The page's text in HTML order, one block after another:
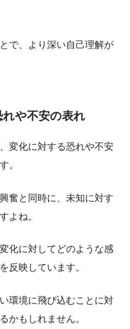
で、より深い自己理解が
や不安の表れ
変化に対する恐れや不安
。
奮と同時に、未知に対す
よね。
化に対してどのような感
反映しています。
環境に飛び込むことに対
かもしれません。